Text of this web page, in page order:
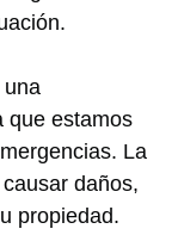
una
que estamos
La
daños,
propiedad.